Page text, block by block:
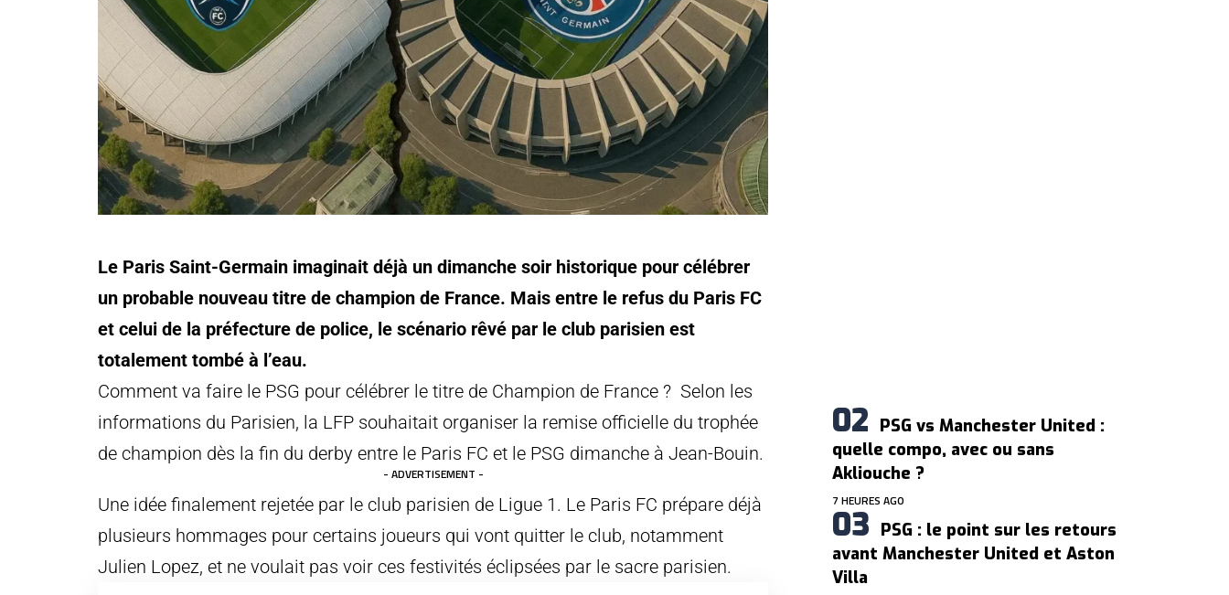
Le Paris Saint-Germain imaginait déjà un dimanche soir historique pour célébrer
un probable nouveau titre de champion de France. Mais entre le refus du Paris FC
et celui de la préfecture de police, le scénario rêvé par le club parisien est
totalement tombé à l’eau.
Comment va faire le PSG pour célébrer le titre de Champion de France ? Selon les
informations du Parisien, la LFP souhaitait organiser la remise officielle du trophée
de champion dès la fin du derby entre le Paris FC et le PSG dimanche à Jean-Bouin.
- ADVERTISEMENT -
Une idée finalement rejetée par le club parisien de Ligue 1. Le Paris FC prépare déjà
plusieurs hommages pour certains joueurs qui vont quitter le club, notamment
Julien Lopez, et ne voulait pas voir ces festivités éclipsées par le sacre parisien.
PSG vs Manchester United :
quelle compo, avec ou sans
Akliouche ?
7 HEURES AGO
PSG : le point sur les retours
avant Manchester United et Aston
Villa